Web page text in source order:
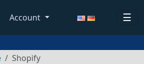
Account
☰
Shopify